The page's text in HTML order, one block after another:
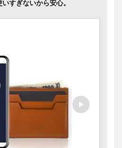
すぎないから安心。